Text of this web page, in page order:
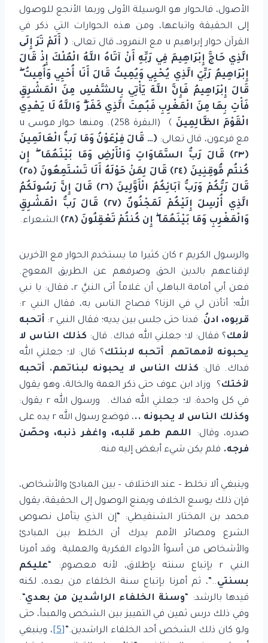
الأصول، فالحوار هو الوسيلة الأولى وربما الأنجع للوصول
إلى الحقيقة واتباعها، ومن هذه الحوارات التي ذكر في
القرآن حوار إبراهيم u مع النمرود، قال تعالى:
﴿ أَلَمْ تَرَ إِلَى
الَّذِي حَاجَّ إِبْرَاهِيمَ فِي رَبِّهِ أَنْ آتَاهُ اللَّهُ الْمُلْكَ إِذْ قَالَ
إِبْرَاهِيمُ رَبِّيَ الَّذِي يُحْيِي وَيُمِيتُ قَالَ أَنَا أُحْيِي وَأُمِيتُ
قَالَ إِبْرَاهِيمُ فَإِنَّ اللَّهَ يَأْتِي بِالشَّمْسِ مِنَ الْمَشْرِقِ
فَأْتِ بِهَا مِنَ الْمَغْرِبِ فَبُهِتَ الَّذِي كَفَرَ وَاللَّهُ لَا يَهْدِي
الْقَوْمَ الظَّالِمِينَ
﴾ (البقرة 258). ومنها حوار موسى u
مع فرعون، قال تعالى: ﴿… قَالَ فِرْعَوْنُ وَمَا رَبُّ الْعَالَمِينَ
﴿٢٣﴾ قَالَ رَبُّ السَّمَاوَاتِ وَالْأَرْضِ وَمَا بَيْنَهُمَا
إِن
كُنتُم مُّوقِنِينَ ﴿٢٤﴾ قَالَ لِمَنْ حَوْلَهُ أَلَا تَسْتَمِعُونَ ﴿٢٥﴾
قَالَ رَبُّكُمْ وَرَبُّ آبَائِكُمُ الْأَوَّلِينَ ﴿٢٦﴾ قَالَ إِنَّ رَسُولَكُمُ
الَّذِي أُرْسِلَ إِلَيْكُمْ لَمَجْنُونٌ ﴿٢٧﴾ قَالَ رَبُّ الْمَشْرِقِ
وَالْمَغْرِبِ وَمَا بَيْنَهُمَا
إِن كُنتُمْ تَعْقِلُونَ ﴿٢٨﴾ الشعراء.
والرسول الكريم r كان كثيرا ما يستخدم الحوار مع الآخرين
لإقناعهم بالدين الحق وصرفهم عن الطريق المعوج.
فعن أبي أمامة الباهلي أن غلاماً أتى النبيَّ r، فقال: يا نبي
الله؛ أتأذن لي في الزنا؟ فصاح الناس به، فقال النبي r:
قربوه، ادنُ. فدنا حتى جلس بين يديه؛ فقال النبي r:
أتحبه
لأمك ؟ فقال: لا؛ جعلني الله فداك. قال: كذلك الناس لا
يحبونه لأمهاتهم. أتحبه لابنتك ؟ قال: لا؛ جعلني الله
فداك. قال: كذلك الناس لا يحبونه لبناتهم. أتحبه
لأختك ؟ وزاد ابن عوف حتى ذكر العمة والخالة، وهو يقول
في كل واحدة: لا؛ جعلني الله فداك. ورسول الله r يقول:
وكذلك الناس لا يحبونه ..
، فوضع رسول الله r يده على
صدره، وقال:
اللهم طهر قلبه، واغفر ذنبه، وحصّن
فرجه. فلم يكن شيء أبغض إليه منه.
وينبغي ألا نخلط – عند الاختلاف – بين المبادئ والأشخاص،
فإن ذلك يوسع الخلاف ويمنع الوصول إلى الحقيقة، يقول
محمد بن المختار الشنقيطي: “إن الذي يتأمل نصوص
الشرع ومصائر الأمم يدرك أن الخلط بين المبادئ
والأشخاص من أسوأ الأدواء الفكرية والعملية. وقد أمرنا
النبي r بإتباع سنته بإطلاق، لأنه معصوم: “
عليكم
بسنتي..”، ثم أمرنا بإتباع سنة الخلفاء من بعده، لكنه
قيدها بالرشد: “وسنة الخلفاء الراشدين من بعدي“.
وفي ذلك درس ثمين في التمييز بين الشخص والمبدأ، حتى
ولو كان ذلك الشخص أحد الخلفاء الراشدين.” [5]
، وينبغي